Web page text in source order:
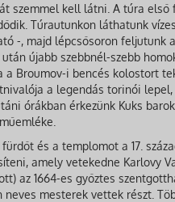
szemmel kell látni. A túra
Túrautunkon láthatunk
-, majd lépcsősoron feljutunk
újabb szebbnél-szebb
a Broumov-i bencés kolostort
a legendás torinói
órákban érkezünk Kuks
és a templomot a 17.
amely vetekedne Karlovy
az 1664-es győztes
mesterek vettek részt.